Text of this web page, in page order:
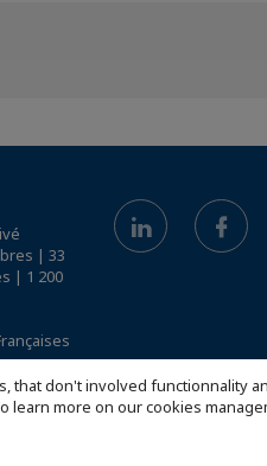
that don't involved functionnality
learn more on our cookies
| 33
| 1 200